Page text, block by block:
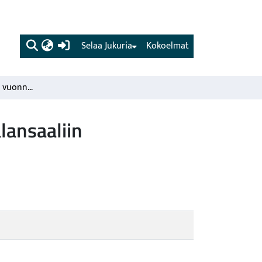
(current) Kokoelmat
Selaa Jukuria
Kalastus Inarijärvellä vuonna 1980 ja kalastuksenja kalansaaliin kehittyminen